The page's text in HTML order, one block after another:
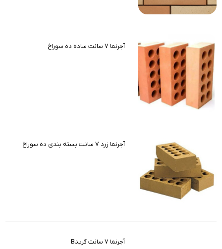
آجرنما 7 سانت ساده ده سوراخ
آجرنما زرد 7 سانت بسته بندی ده سوراخ
آجرنما 7 سانت گریدB